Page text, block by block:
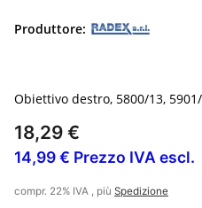
Produttore:
Obiettivo destro, 5800/13, 5901/
18,29 €
14,99 € Prezzo IVA escl.
compr. 22% IVA , più Spedizione